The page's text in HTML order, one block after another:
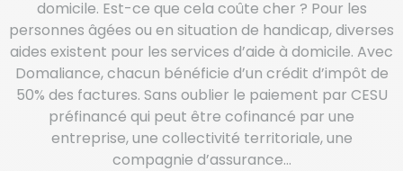
domicile. Est-ce que cela coûte cher ? Pour les
personnes âgées ou en situation de handicap, diverses
aides existent pour les services d’aide à domicile. Avec
Domaliance, chacun bénéficie d’un crédit d’impôt de
50% des factures. Sans oublier le paiement par CESU
préfinancé qui peut être cofinancé par une
entreprise, une collectivité territoriale, une
compagnie d’assurance…